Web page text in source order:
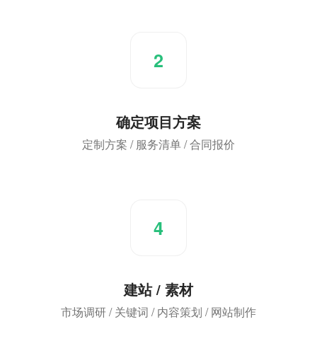
2
确定项目方案
定制方案 / 服务清单 / 合同报价
4
建站 / 素材
市场调研 / 关键词 / 内容策划 / 网站制作